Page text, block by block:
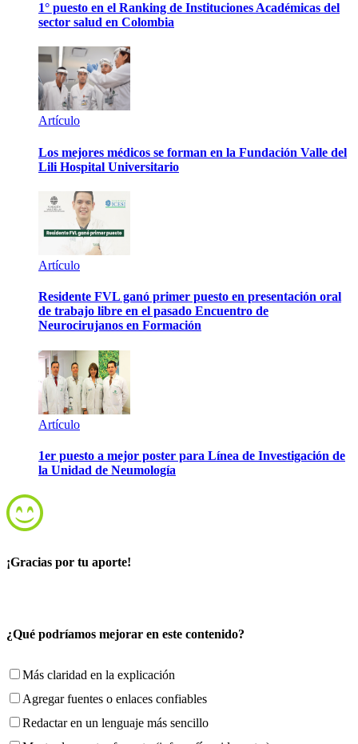
1° puesto en el Ranking de Instituciones Académicas del
sector salud en Colombia
Artículo
Los mejores médicos se forman en la Fundación Valle del
Lili Hospital Universitario
Artículo
Residente FVL ganó primer puesto en presentación oral
de trabajo libre en el pasado Encuentro de
Neurocirujanos en Formación
Artículo
1er puesto a mejor poster para Línea de Investigación de
la Unidad de Neumología
¡Gracias por tu aporte!
¿Qué podríamos mejorar en este contenido?
Más claridad en la explicación
Agregar fuentes o enlaces confiables
Redactar en un lenguaje más sencillo